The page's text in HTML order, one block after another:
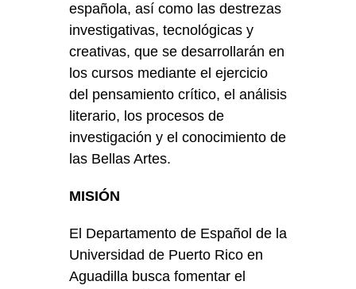
española, así como las destrezas
investigativas, tecnológicas y
creativas, que se desarrollarán en
los cursos mediante el ejercicio
del pensamiento crítico, el análisis
literario, los procesos de
investigación y el conocimiento de
las Bellas Artes.
MISIÓN
El Departamento de Español de la
Universidad de Puerto Rico en
Aguadilla busca fomentar el